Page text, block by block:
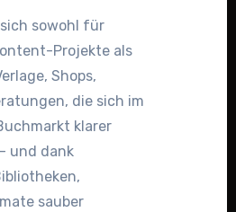
sowohl für
Projekte als
Shops,
die sich im
klarer
und dank
sauber